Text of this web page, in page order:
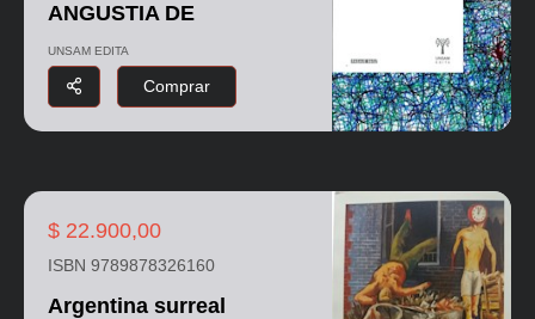
ANGUSTIA DE
UNSAM EDITA
Comprar
$ 22.900,00
ISBN 9789878326160
Argentina surreal